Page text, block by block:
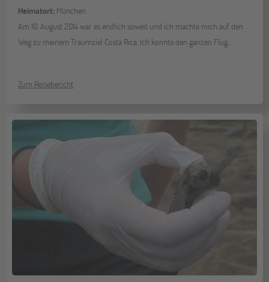
Heimatort: München
Am 10. August 2014 war es endlich soweit und ich machte mich auf den
Weg zu meinem Traumziel Costa Rica. Ich konnte den ganzen Flug...
Zum Reisebericht